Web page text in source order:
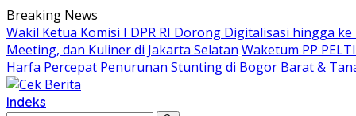
Langsung
ke
konten
Breaking News
Wakil Ketua Komisi I DPR RI Dorong Digitalisasi hingga ke
Meeting, dan Kuliner di Jakarta Selatan Waketum PP
Harfa Percepat Penurunan Stunting di Bogor Barat &
Indeks